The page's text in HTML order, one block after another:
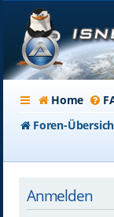
Home
Foren-
Anmelden